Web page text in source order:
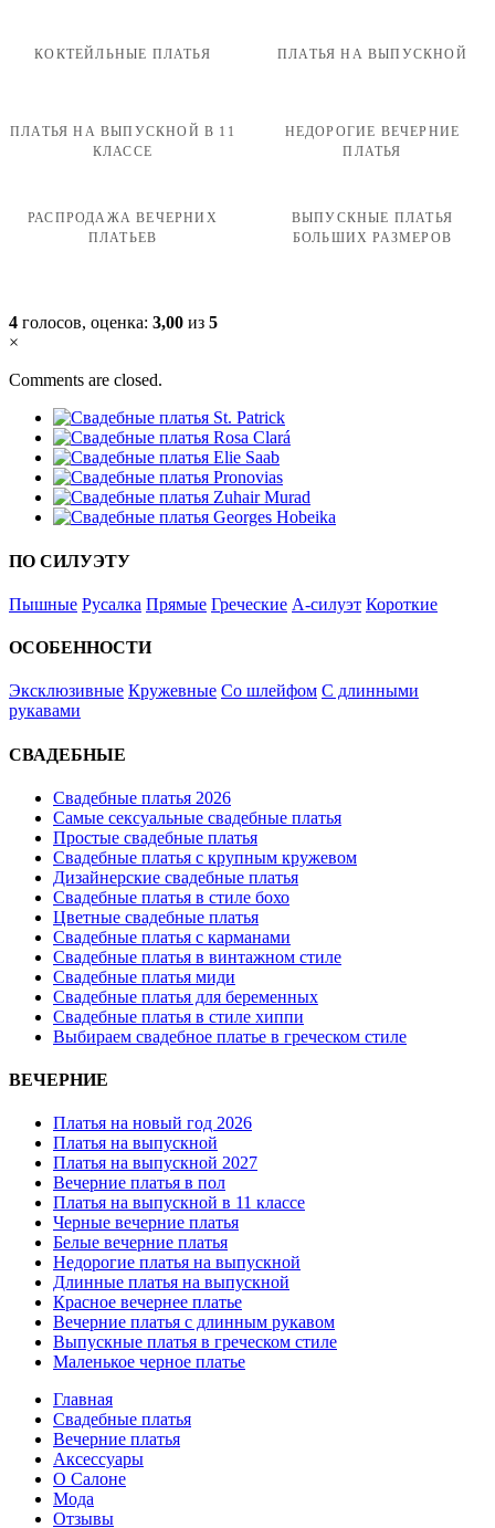
КОКТЕЙЛЬНЫЕ ПЛАТЬЯ ПЛАТЬЯ НА ВЫПУСКНОЙ
ПЛАТЬЯ НА ВЫПУСКНОЙ В 11
КЛАССЕ
НЕДОРОГИЕ ВЕЧЕРНИЕ
ПЛАТЬЯ
РАСПРОДАЖА ВЕЧЕРНИХ
ПЛАТЬЕВ
ВЫПУСКНЫЕ ПЛАТЬЯ
БОЛЬШИХ РАЗМЕРОВ
4 голосов, оценка: 3,00 из 5
×
Comments are closed.
ПО СИЛУЭТУ
Пышные Русалка Прямые Греческие А-силуэт Короткие
ОСОБЕННОСТИ
Эксклюзивные Кружевные Со шлейфом С длинными
рукавами
СВАДЕБНЫЕ
Свадебные платья 2026
Самые сексуальные свадебные платья
Простые свадебные платья
Свадебные платья с крупным кружевом
Дизайнерские свадебные платья
Свадебные платья в стиле бохо
Цветные свадебные платья
Свадебные платья с карманами
Свадебные платья в винтажном стиле
Свадебные платья миди
Свадебные платья для беременных
Свадебные платья в стиле хиппи
Выбираем свадебное платье в греческом стиле
ВЕЧЕРНИЕ
Платья на новый год 2026
Платья на выпускной
Платья на выпускной 2027
Вечерние платья в пол
Платья на выпускной в 11 классе
Черные вечерние платья
Белые вечерние платья
Недорогие платья на выпускной
Длинные платья на выпускной
Красное вечернее платье
Вечерние платья с длинным рукавом
Выпускные платья в греческом стиле
Маленькое черное платье
Главная
Свадебные платья
Вечерние платья
Аксессуары
О Салоне
Мода
Отзывы